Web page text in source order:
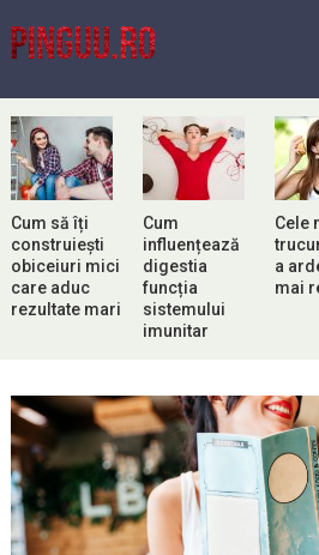
Cum să îți
construiești
obiceiuri mici
care aduc
rezultate mari
Cum
influențează
digestia
funcția
sistemului
imunitar
Cele
a
mai